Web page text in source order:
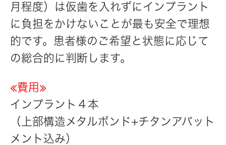
月程度）は仮歯を入れずにインプラント
に負担をかけないことが最も安全で理想
的です。患者様のご希望と状態に応じて
の総合的に判断します。
≪費用≫
インプラント４本
（上部構造メタルボンド+チタンアバット
メント込み）